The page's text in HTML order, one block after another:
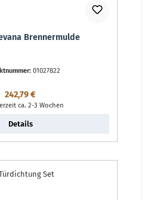
Brennermulde
01027822
Regulärer Preis:
242,79 €
ca. 2-3 Wochen
Details